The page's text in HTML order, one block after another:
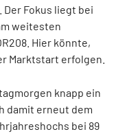
Fokus liegt bei
weitesten
Hier könnte,
Marktstart erfolgen.
knapp ein
damit erneut dem
bei 89